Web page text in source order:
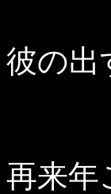
彼の出
再来年